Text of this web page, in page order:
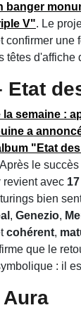
banger
V". Le
confirmer une
têtes d'affiche
Etat
la semaine :
a
"Etat
le
revient avec
bien
, Genezio,
cohérent,
que le
: il